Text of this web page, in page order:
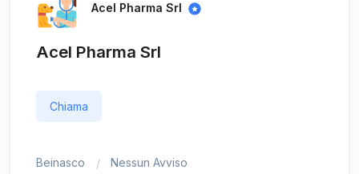
Acel Pharma Srl
Acel Pharma Srl
Chiama
Beinasco Nessun Avviso